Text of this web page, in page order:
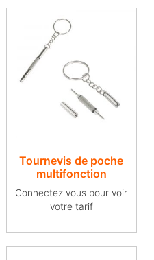
Tournevis de poche
multifonction
Connectez vous pour voir
votre tarif